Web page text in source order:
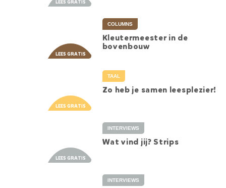
COLUMNS
Kleutermeester in de
bovenbouw
TAAL
Zo heb je samen leesplezier!
INTERVIEWS
Wat vind jij? Strips
INTERVIEWS